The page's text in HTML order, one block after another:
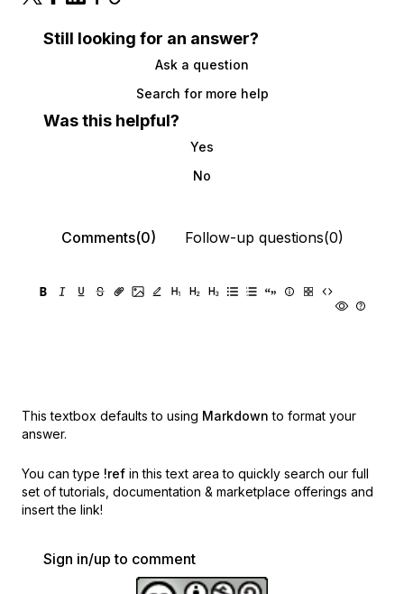
Still looking for an answer?
Ask a question
Search for more help
Was this helpful?
Yes
No
Comments(0) Follow-up questions(0)
This textbox defaults to using Markdown to format your
answer.
You can type !ref in this text area to quickly search our full
set of tutorials, documentation & marketplace offerings and
insert the link!
Sign in/up to comment